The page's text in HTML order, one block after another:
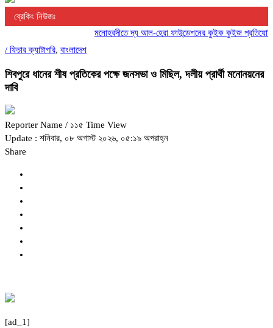
ব্রেকিং নিউজঃ
মনোহরদীতে দ্য আল-হেরা ফাউন্ডেশনের কুইক কুইজ প্রতিযোগিতা
/ ফিচার ক্যাটাগরি, বাংলাদেশ
শিবপুরে ধানের শীষ প্রতিকের পক্ষে জনসভা ও মিছিল, দলীয় প্রার্থী মনোনয়নের
দাবি
Reporter Name / ১১৫ Time View
Update : শনিবার, ০৮ অগাস্ট ২০২৬, ০৫:১৯ অপরাহ্ন
Share
[ad_1]